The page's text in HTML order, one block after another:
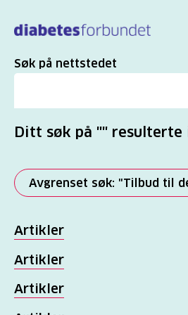
hovedinnhold
Søk
Søk på nettstedet
Ditt søk på ""
Avgrenset søk: "Tilbud til
(2817)
Mer
(863)
Artikler
Artikler
Artikler